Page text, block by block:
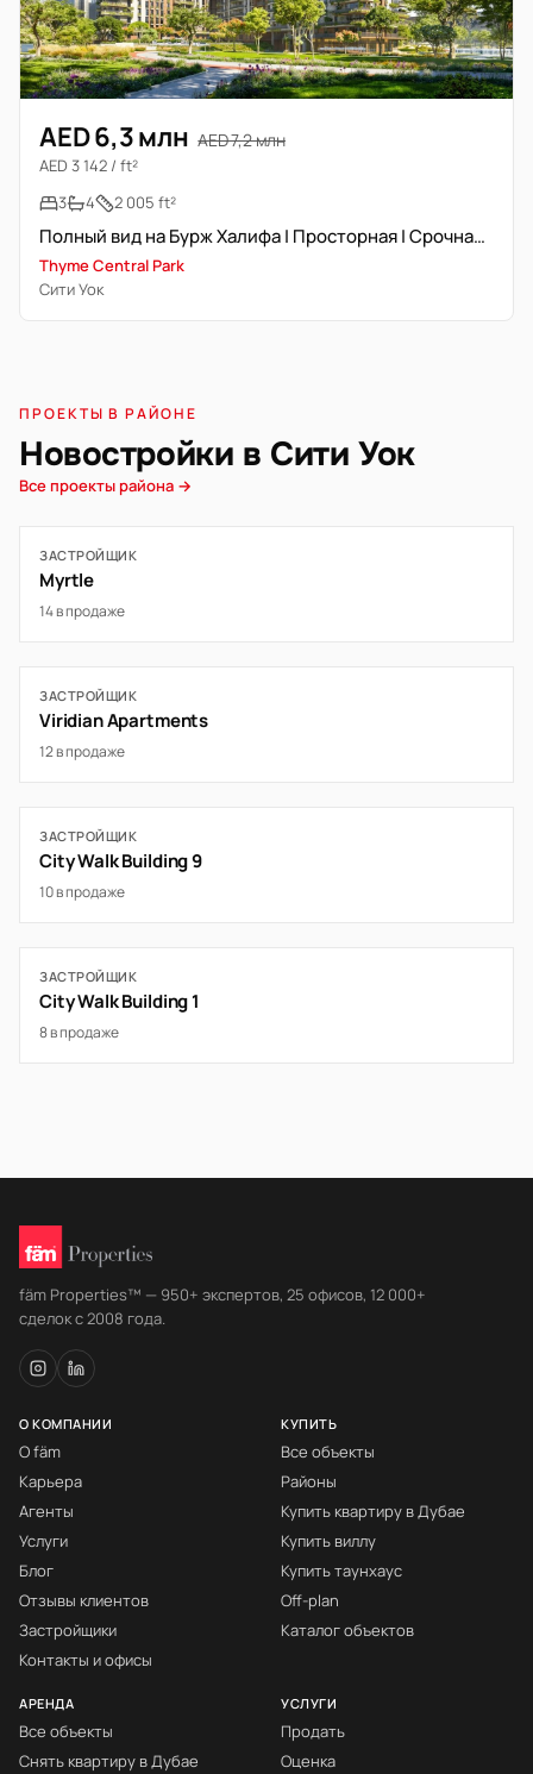
AED 6,3 млн AED 7,2 млн
AED 3 142 / ft²
3
4 2 005 ft²
Полный вид на Бурж Халифа | Просторная | Срочная продажа
Thyme Central Park
Сити Уок
ПРОЕКТЫ В РАЙОНЕ
Новостройки в Сити Уок
Все проекты района →
ЗАСТРОЙЩИК
Myrtle
14 в продаже
ЗАСТРОЙЩИК
Viridian Apartments
12 в продаже
ЗАСТРОЙЩИК
City Walk Building 9
10 в продаже
ЗАСТРОЙЩИК
City Walk Building 1
8 в продаже
fäm Properties™ — 950+ экспертов, 25 офисов, 12 000+
сделок с 2008 года.
О КОМПАНИИ
О fäm
Карьера
Агенты
Услуги
Блог
Отзывы клиентов
Застройщики
Контакты и офисы
КУПИТЬ
Все объекты
Районы
Купить квартиру в Дубае
Купить виллу
Купить таунхаус
Off-plan
Каталог объектов
АРЕНДА
Все объекты
Снять квартиру в Дубае
УСЛУГИ
Продать
Оценка